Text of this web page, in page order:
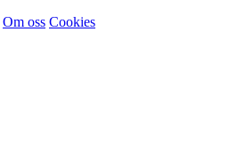
Om oss Cookies